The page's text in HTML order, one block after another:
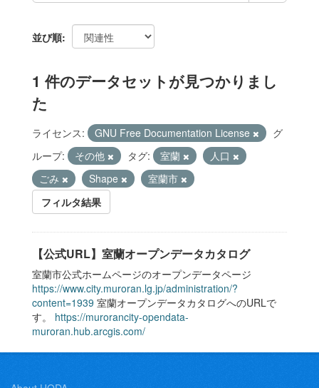
並び順
1 件のデータセットが見つかりまし
た
ライセンス: GNU Free Documentation License
グ
ループ:
その他 タグ: 室蘭
人口
ごみ
Shape
室蘭市
フィルタ結果
【公式URL】室蘭オープンデータカタログ
室蘭市公式ホームページのオープンデータページ
https://www.city.muroran.lg.jp/administration/?
content=1939 室蘭オープンデータカタログへのURLで
す。 https://murorancity-opendata-
muroran.hub.arcgis.com/